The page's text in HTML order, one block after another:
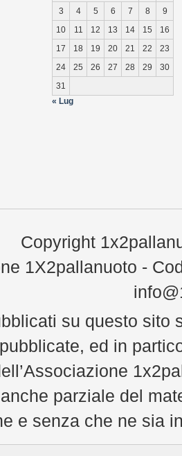
3
4 5 6 7 8
9
10
11 12 13 14 15
16
17
18 19 20 21 22
23
24
25 26 27 28 29
30
31
« Lug
Copyright
1X2pallanuoto -
su questo sito
ed in
parziale del
e senza che ne sia